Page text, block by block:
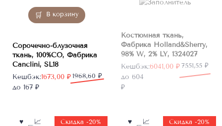
В корзину
Сорочечно-блузочная
ткань, 100%CO, Фабрика
Canclini, SL18
1968,60 ₽
Первоначальная
цена
1673,00 ₽
Текущая
цена:
Кешбэк:
до 167 ₽
Костюмная ткань,
Фабрика Holland&Sherry,
98% W, 2% LY, 1324027
7551,55 ₽
Первоначальная
цена
составляла
6041,00 ₽
Текущая
цена:
6041,00 ₽.
Кешбэк:
до 604
₽
Скидка -20% Скидка -20%